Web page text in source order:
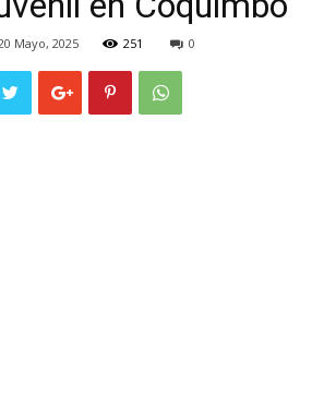
Mayo, 2025 251 0